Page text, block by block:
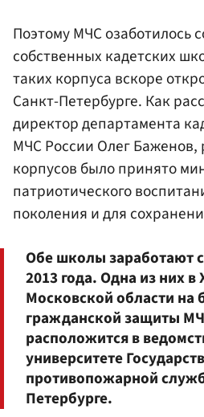
Поэтому МЧС озаботилось
собственных кадетских
таких корпуса вскоре
Санкт-Петербурге. Как
директор департамента
МЧС России Олег Баженов,
корпусов было принято
патриотического
поколения и для
Обе школы заработают с
2013 года. Одна из них
Московской области на
гражданской защиты
расположится в
университете
противопожарной
Петербурге.